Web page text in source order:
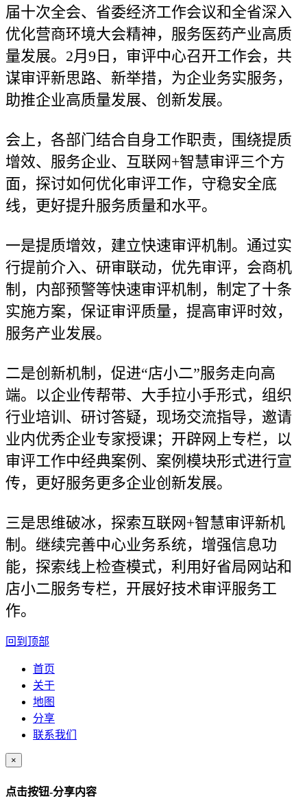
届十次全会、省委经济工作会议和全省深入
优化营商环境大会精神，服务医药产业高质
量发展。2月9日，审评中心召开工作会，共
谋审评新思路、新举措，为企业务实服务，
助推企业高质量发展、创新发展。
会上，各部门结合自身工作职责，围绕提质
增效、服务企业、互联网+智慧审评三个方
面，探讨如何优化审评工作，守稳安全底
线，更好提升服务质量和水平。
一是提质增效，建立快速审评机制。通过实
行提前介入、研审联动，优先审评，会商机
制，内部预警等快速审评机制，制定了十条
实施方案，保证审评质量，提高审评时效，
服务产业发展。
二是创新机制，促进“店小二”服务走向高
端。以企业传帮带、大手拉小手形式，组织
行业培训、研讨答疑，现场交流指导，邀请
业内优秀企业专家授课；开辟网上专栏，以
审评工作中经典案例、案例模块形式进行宣
传，更好服务更多企业创新发展。
三是思维破冰，探索互联网+智慧审评新机
制。继续完善中心业务系统，增强信息功
能，探索线上检查模式，利用好省局网站和
店小二服务专栏，开展好技术审评服务工
作。
回到顶部
首页
关于
地图
分享
联系我们
×
点击按钮-分享内容